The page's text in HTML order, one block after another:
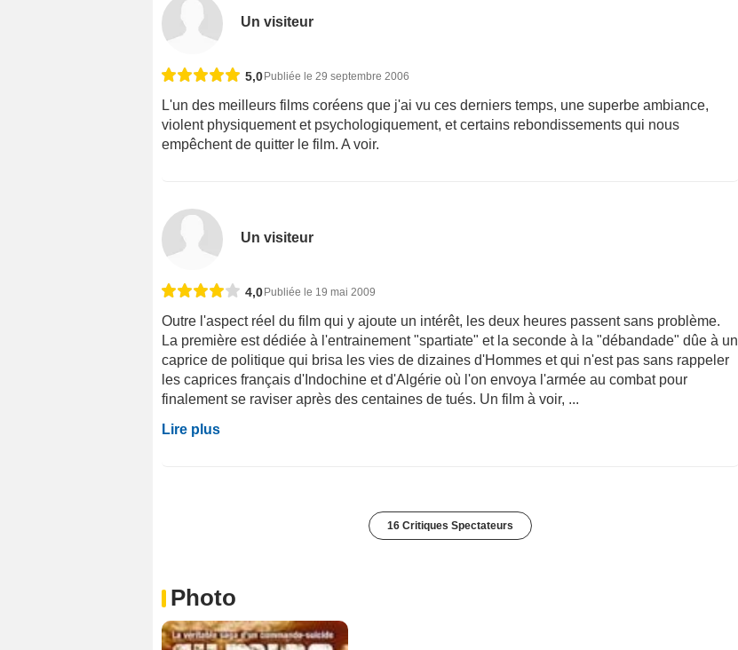
Un visiteur
5,0 Publiée le 29 septembre 2006
L'un des meilleurs films coréens que j'ai vu ces derniers temps, une superbe ambiance,
violent physiquement et psychologiquement, et certains rebondissements qui nous
empêchent de quitter le film. A voir.
Un visiteur
4,0 Publiée le 19 mai 2009
Outre l'aspect réel du film qui y ajoute un intérêt, les deux heures passent sans problème.
La première est dédiée à l'entrainement "spartiate" et la seconde à la "débandade" dûe à un
caprice de politique qui brisa les vies de dizaines d'Hommes et qui n'est pas sans rappeler
les caprices français d'Indochine et d'Algérie où l'on envoya l'armée au combat pour
finalement se raviser après des centaines de tués. Un film à voir, ...
Lire plus
16 Critiques Spectateurs
Photo